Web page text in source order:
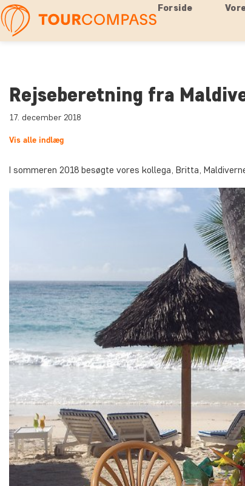
Forside
Rejseberetning fra
17. december 2018
Vis alle indlæg
I sommeren 2018 besøgte vores kollega, Britta,